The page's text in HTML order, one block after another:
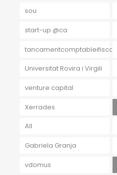
sou
start-up @ca
tancamentcomptableifiscal
Universitat Rovira i Virgili
venture capital
Xerrades
All
Gabriela Granja
vdomus